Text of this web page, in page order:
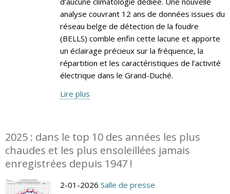
analyse couvrant 12 ans de données issues du
réseau belge de détection de la foudre
(BELLS) comble enfin cette lacune et apporte
un éclairage précieux sur la fréquence, la
répartition et les caractéristiques de l’activité
électrique dans le Grand-Duché.
Lire plus
2025 : dans le top 10 des années les plus
chaudes et les plus ensoleillées jamais
enregistrées depuis 1947 !
2-01-2026 Salle de presse